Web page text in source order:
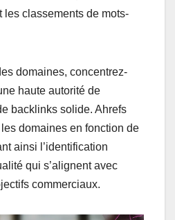
les classements de mots-
domaines, concentrez-
haute autorité de
backlinks solide. Ahrefs
domaines en fonction de
ainsi l’identification
qui s’alignent avec
commerciaux.